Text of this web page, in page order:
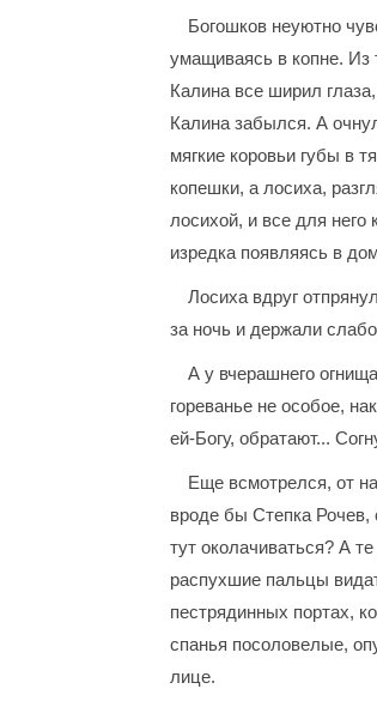
Богошков неуютно
умащиваясь в копне. Из
Калина все ширил
Калина забылся. А
мягкие коровьи губы в
копешки, а лосиха,
лосихой, и все для
изредка появляясь в
Лосиха вдруг
за ночь и держали
А у вчерашнего
гореванье не особое,
ей-Богу, обратают...
Еще всмотрелся, от
вроде бы Степка Рочев,
тут околачиваться? А
распухшие пальцы
пестрядинных портах,
спанья посоловелые,
лице.